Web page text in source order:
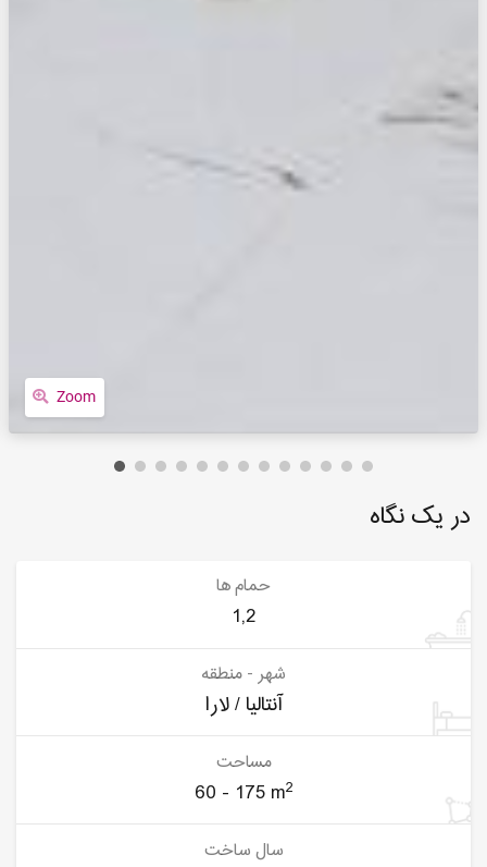
Zoom
در یک نگاه
حمام ها
1,2
شهر - منطقه
آنتالیا / لارا
مساحت
60 - 175 m2
سال ساخت